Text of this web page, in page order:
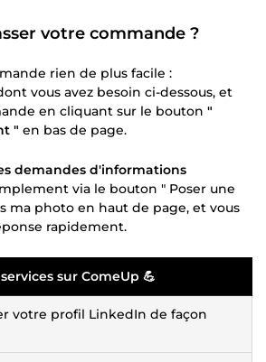
votre commande ?
rien de plus facile :
vous avez besoin ci-dessous, et
en cliquant sur le bouton "
" en bas de page.
demandes d'informations
via le bouton " Poser une
ma photo en haut de page, et vous
rapidement.
sur ComeUp 💪
votre profil LinkedIn de façon